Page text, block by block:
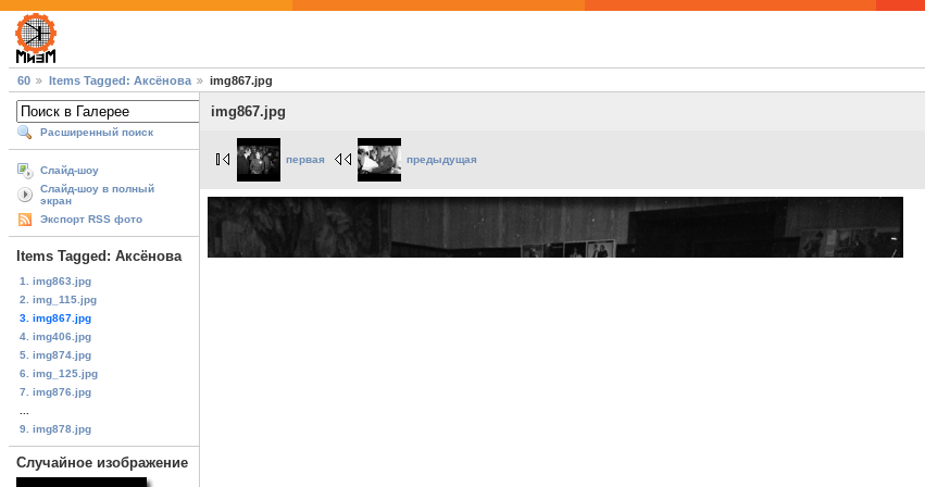
60 Items Tagged: Аксёнова img867.jpg
Расширенный поиск
Слайд-шоу
Слайд-шоу в полный
экран
Экспорт RSS фото
Items Tagged: Аксёнова
1. img863.jpg
2. img_115.jpg
3. img867.jpg
4. img406.jpg
5. img874.jpg
6. img_125.jpg
7. img876.jpg
9. img878.jpg
Случайное изображение
img867.jpg
первая предыдущая